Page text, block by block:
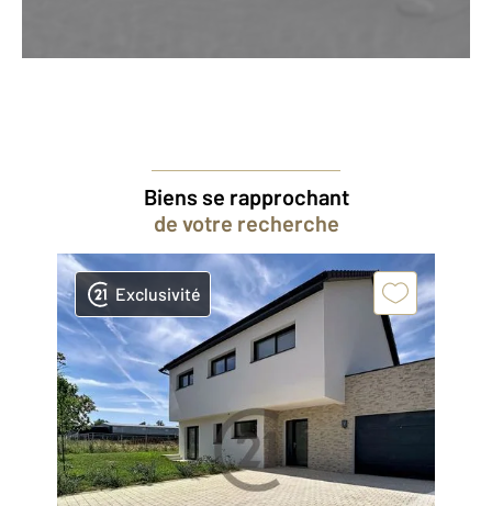
Biens se rapprochant
de votre recherche
Exclusivité